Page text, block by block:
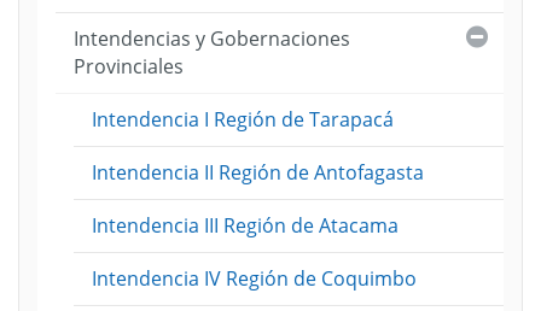
Intendencias y Gobernaciones
Provinciales
Intendencia I Región de Tarapacá
Intendencia II Región de Antofagasta
Intendencia III Región de Atacama
Intendencia IV Región de Coquimbo